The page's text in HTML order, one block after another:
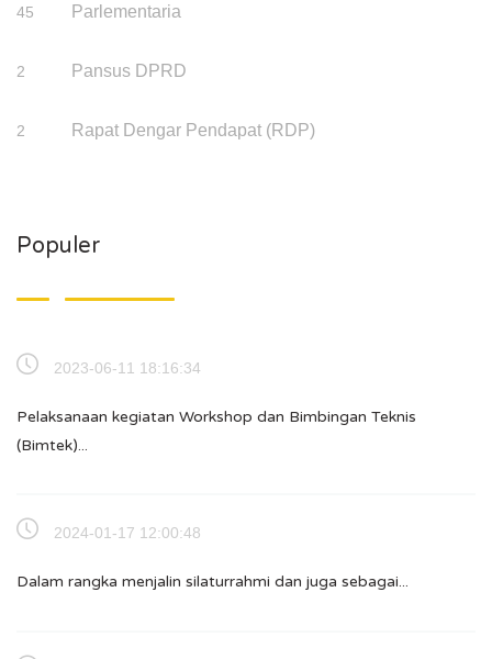
45 Parlementaria
2 Pansus DPRD
2 Rapat Dengar Pendapat (RDP)
Populer
2023-06-11 18:16:34
Pelaksanaan kegiatan Workshop dan Bimbingan Teknis
(Bimtek)...
2024-01-17 12:00:48
Dalam rangka menjalin silaturrahmi dan juga sebagai...